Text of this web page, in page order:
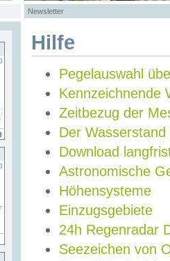
Newsletter
Hilfe
Pegelauswahl
Kennzeichnende
Zeitbezug der
Der Wasserstand
Download
Astronomische
Höhensysteme
Einzugsgebiete
24h Regenradar
Seezeichen von